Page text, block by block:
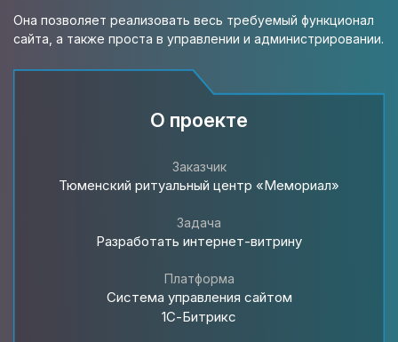
Она позволяет реализовать весь требуемый функционал
сайта, а также проста в управлении и администрировании.
О проекте
Заказчик
Тюменский ритуальный центр «Мемориал»
Задача
Разработать интернет-витрину
Платформа
Система управления сайтом
1С-Битрикс